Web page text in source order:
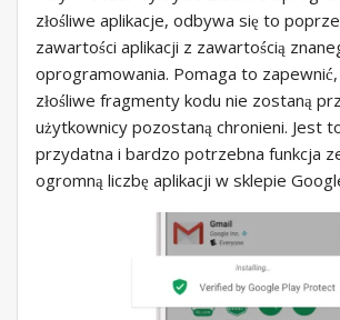
złośliwe aplikacje, odbywa się to
zawartości aplikacji z zawartością
oprogramowania. Pomaga to
złośliwe fragmenty kodu nie zostaną
użytkownicy pozostaną chronieni. Jest
przydatna i bardzo potrzebna funkcja
ogromną liczbę aplikacji w sklepie